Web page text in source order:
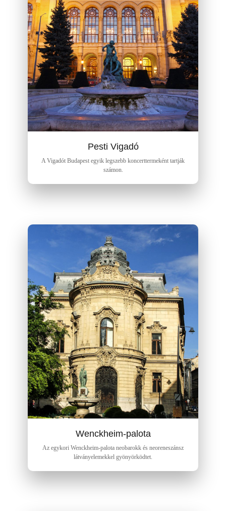
Pesti Vigadó
A Vigadót Budapest egyik legszebb koncerttermeként tartják
számon.
Wenckheim-palota
Az egykori Wenckheim-palota neobarokk és neoreneszánsz
látványelemekkel gyönyörködtet.